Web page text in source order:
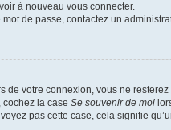
à nouveau vous connecter.
de passe, contactez un
de votre connexion, vous ne
la case Se souvenir de moi
pas cette case, cela signifie